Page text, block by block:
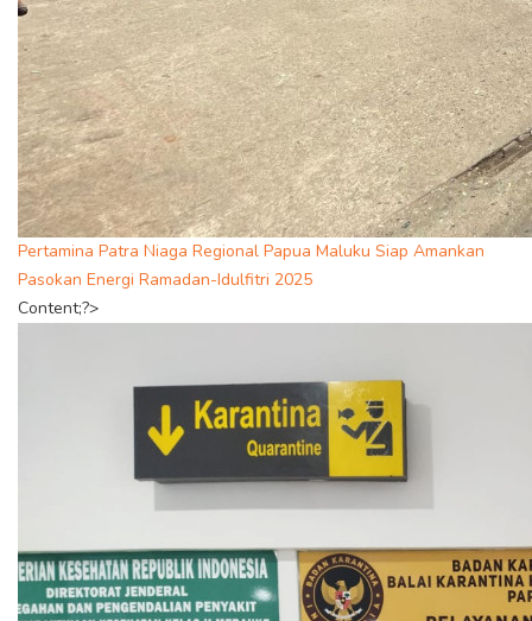
Pertamina Patra Niaga Regional Papua Maluku Siap Amankan
Pasokan Energi Ramadan-Idulfitri 2025
Content;?>